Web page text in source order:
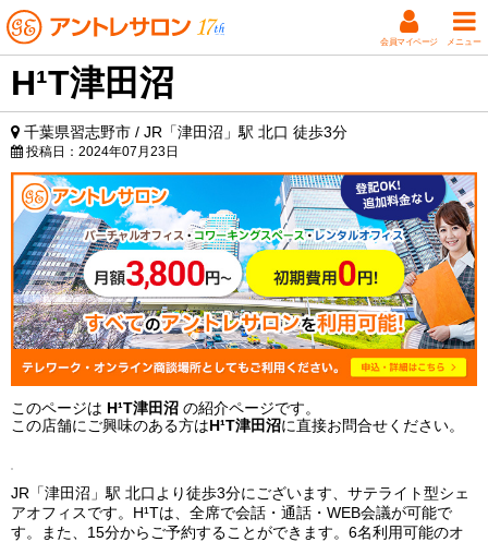
会員マイページ メニュー
H¹T津田沼
千葉県習志野市 / JR「津田沼」駅 北口 徒歩3分
投稿日： 2024年07月23日
このページは H¹T津田沼 の紹介ページです。
この店舗にご興味のある方はH¹T津田沼に直接お問合せください。
JR「津田沼」駅 北口より徒歩3分にございます、サテライト型シェ
アオフィスです。H¹Tは、全席で会話・通話・WEB会議が可能で
す。また、15分からご予約することができます。6名利用可能のオ